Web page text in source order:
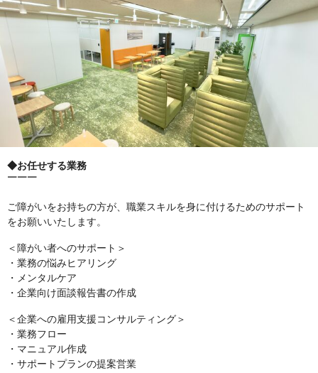
◆お任せする業務
￣￣￣
ご障がいをお持ちの方が、職業スキルを身に付けるためのサポート
をお願いいたします。
＜障がい者へのサポート＞
・業務の悩みヒアリング
・メンタルケア
・企業向け面談報告書の作成
＜企業への雇用支援コンサルティング＞
・業務フロー
・マニュアル作成
・サポートプランの提案営業